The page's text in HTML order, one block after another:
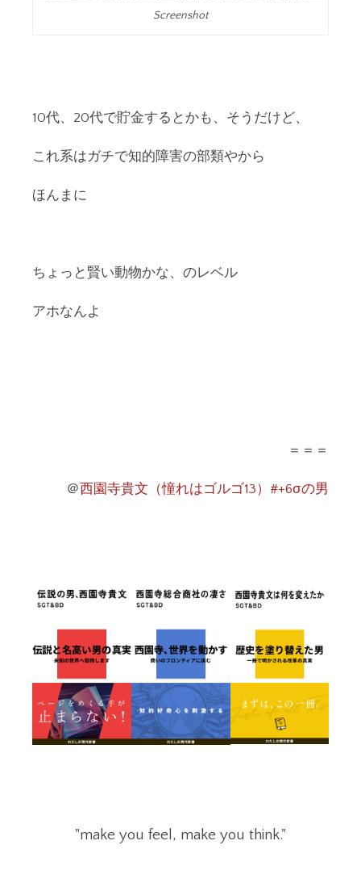
Screenshot
10代、20代で貯金するとかも、そうだけど、
これ系はガチで知的障害の部類やから
ほんまに
ちょっと賢い動物かな、のレベル
アホなんよ
＝＝＝
＠西園寺貴文（憧れはゴルゴ13）#+6σの男
"make you feel, make you think."